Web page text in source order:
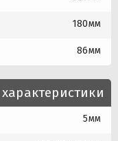
180мм
86мм
5мм